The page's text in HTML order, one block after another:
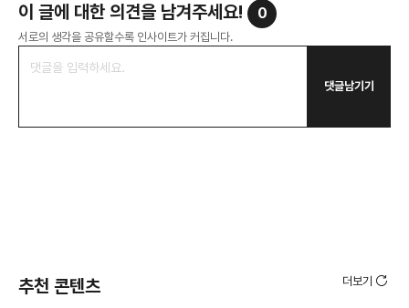
이 글에 대한 의견을 남겨주세요! 0
서로의 생각을 공유할수록 인사이트가 커집니다.
댓글남기기
추천 콘텐츠 더보기